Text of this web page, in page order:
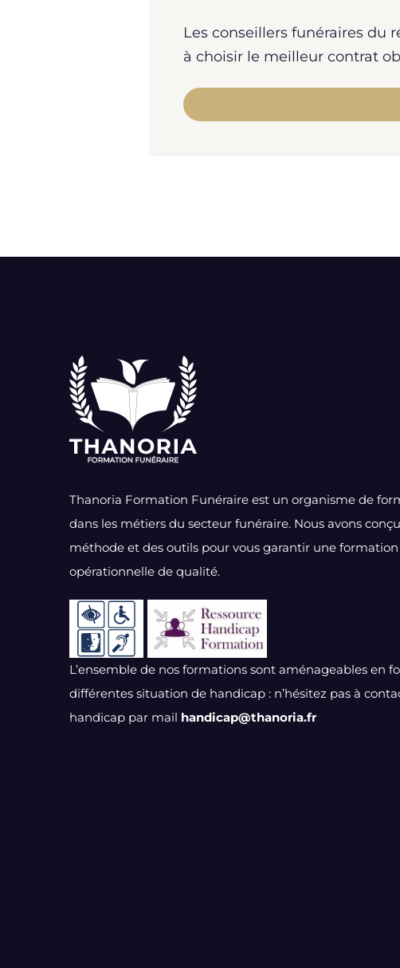
Les conseillers funéraires du
à choisir le meilleur contrat
Thanoria Formation Funéraire est un organisme de
dans les métiers du secteur funéraire. Nous avons
méthode et des outils pour vous garantir une
opérationnelle de qualité.
L’ensemble de nos formations sont aménageables en
différentes situation de handicap : n’hésitez pas à
handicap par mail handicap@thanoria.fr